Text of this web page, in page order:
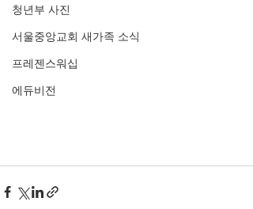
청년부 사진
서울중앙교회 새가족 소식
프레젠스워십
에듀비전